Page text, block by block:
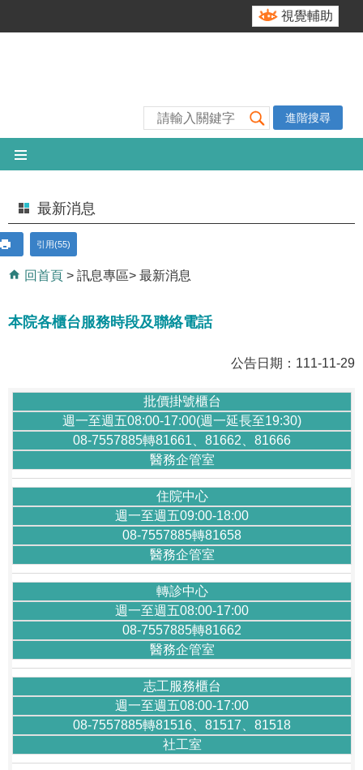
視覺輔助
進階搜尋
最新消息
引用(55)
回首頁 訊息專區 最新消息
本院各櫃台服務時段及聯絡電話
公告日期：111-11-29
批價掛號櫃台
週一至週五08:00-17:00(週一延長至19:30)
08-7557885轉81661、81662、81666
醫務企管室
住院中心
週一至週五09:00-18:00
08-7557885轉81658
醫務企管室
轉診中心
週一至週五08:00-17:00
08-7557885轉81662
醫務企管室
志工服務櫃台
週一至週五08:00-17:00
08-7557885轉81516、81517、81518
社工室